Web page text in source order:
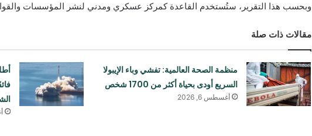
وبحسب هذا التقرير، ستُستخدم القاعدة كمركز عسكري ومدني لنشر المؤسسات
مقالات ذات صلة
منظمة الصحة العالمية: تفشي وباء الإيبولا
السريع أودی بحياة أكثر من 1700 شخص
أغسطس 6, 2026